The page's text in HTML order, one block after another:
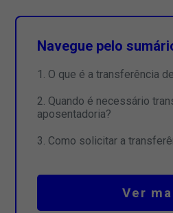
Navegue pelo
O que é a transferência
Quando é necessário
aposentadoria?
Como solicitar a
Ver